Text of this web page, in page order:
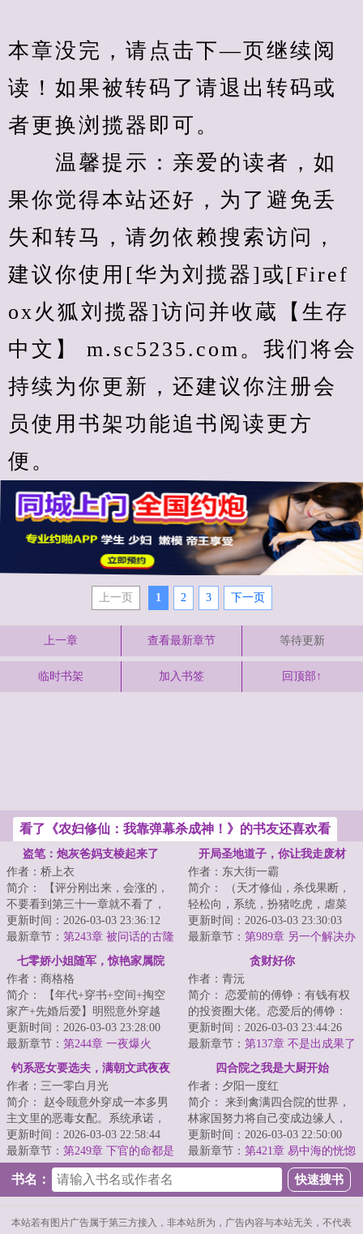
本章没完，请点击下—页继续阅
读！如果被转码了请退出转码或
者更换浏揽器即可。
温馨提示：亲爱的读者，如
果你觉得本站还好，为了避免丢
失和转马，请勿依赖搜索访问，
建议你使用[华为刘揽器]或[Firef
ox火狐刘揽器]访问并收蔵【生存
中文】 m.sc5235.com。我们将会
持续为你更新，还建议你注册会
员使用书架功能追书阅读更方
便。
上一页 1 2 3 下一页
上一章 查看最新章节 等待更新
临时书架 加入书签 回顶部↑
看了《农妇修仙：我靠弹幕杀成神！》的书友还喜欢看
盗笔：炮灰爸妈支棱起来了
作者：桥上衣
简介： 【评分刚出来，会涨的，
不要看到第三十一章就不看了，
接着看下去，是铺垫不是无厘
头！
更新时间：2026-03-03 23:36:12
最新章节： 第243章 被问话的古隆
老太太
开局圣地道子，你让我走废材
流？
作者：东大街一霸
简介： （天才修仙，杀伐果断，
轻松向，系统，扮猪吃虎，虐菜
圣手，炸鱼天尊，多女）\n穿越仙
侠...
更新时间：2026-03-03 23:30:03
最新章节： 第989章 另一个解决办
七零娇小姐随军，惊艳家属院
作者：商格格
简介： 【年代+穿书+空间+掏空
家产+先婚后爱】明熙意外穿越
了，成了年代文里肤白貌美，明
艳动...
更新时间：2026-03-03 23:28:00
最新章节： 第244章 一夜爆火
贪财好你
作者：青沅
简介： 恋爱前的傅铮：有钱有权
的投资圈大佬。恋爱后的傅铮：
怒撒千金只为博心上人开心。
更新时间：2026-03-03 23:44:26
最新章节： 第137章 不是出成果了
钓系恶女要选夫，满朝文武夜夜
缠
作者：三一零白月光
简介： 赵令颐意外穿成一本多男
主文里的恶毒女配。系统承诺，
只要走完剧情，就送她回现代，
附赠奖...
更新时间：2026-03-03 22:58:44
最新章节： 第249章 下官的命都是
四合院之我是大厨开始
作者：夕阳一度红
简介： 来到禽满四合院的世界，
林家国努力将自己变成边缘人，
过好自己的小日子就行。
<...
更新时间：2026-03-03 22:50:00
最新章节： 第421章 易中海的恍惚
书名：
本站若有图片广告属于第三方接入，非本站所为，广告内容与本站无关，不代表